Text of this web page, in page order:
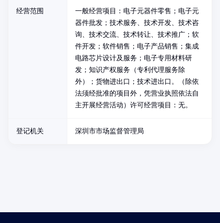
经营范围
一般经营项目：电子元器件零售；电子元
器件批发；技术服务、技术开发、技术咨
询、技术交流、技术转让、技术推广；软
件开发；软件销售；电子产品销售；集成
电路芯片设计及服务；电子专用材料研
发；知识产权服务（专利代理服务除
外）；货物进出口；技术进出口。（除依
法须经批准的项目外，凭营业执照依法自
主开展经营活动）许可经营项目：无。
登记机关 深圳市市场监督管理局